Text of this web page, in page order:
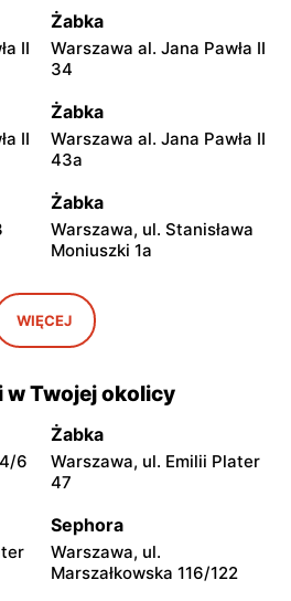
II
Żabka
Warszawa al. Jana Pawła II
34
II
Żabka
Warszawa al. Jana Pawła II
43a
Żabka
Warszawa, ul. Stanisława
Moniuszki 1a
Żabka
Warszawa, ul. Grzybowska
5
Żabka
Warszawa, ul. Żurawia 18
Żabka
104
Żabka
WIĘCEJ
w Twojej okolicy
6
Żabka
Warszawa, ul. Emilii Plater
47
Sephora
Warszawa, ul.
Marszałkowska 116/122